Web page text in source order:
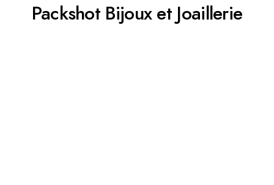
Packshot Bijoux et Joaillerie​